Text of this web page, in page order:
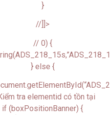
}
//]]>
// 0) {
} else {
tra elementid có tồn tại
if (boxPositionBanner) {